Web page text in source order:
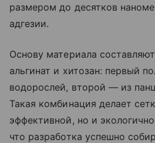
размером до десятков
адгезии.
Основу материала
альгинат и хитозан: первый
водорослей, второй — из
Такая комбинация делает
эффективной, но и
что разработка успешно